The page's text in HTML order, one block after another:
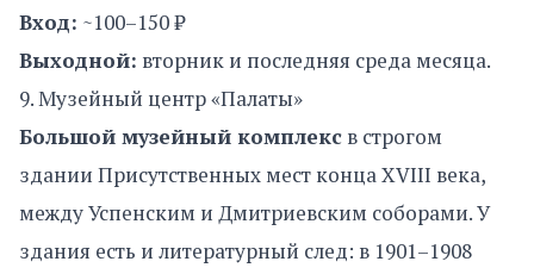
Вход: ~100–150 ₽
Выходной: вторник и последняя среда месяца.
9. Музейный центр «Палаты»
Большой музейный комплекс в строгом
здании Присутственных мест конца XVIII века,
между Успенским и Дмитриевским соборами. У
здания есть и литературный след: в 1901–1908